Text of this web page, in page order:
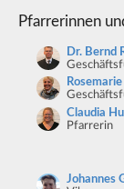
Pfarrerinnen
Dr. Bernd
Claudia
Pfarrerin
Johannes